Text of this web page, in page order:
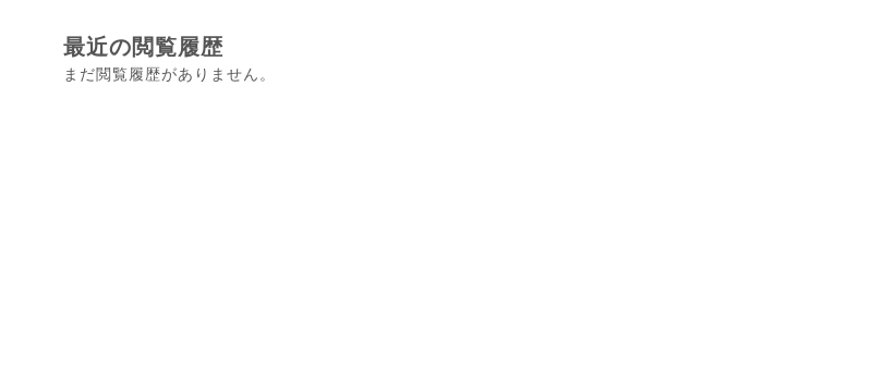
最近の閲覧履歴
まだ閲覧履歴がありません。